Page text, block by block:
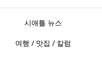
시애틀 뉴스
여행 / 맛집 / 칼럼